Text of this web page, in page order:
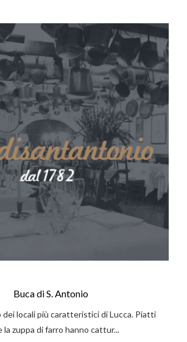
Buca di S. Antonio
dei locali più caratteristici di Lucca. Piatti
la zuppa di farro hanno cattur...